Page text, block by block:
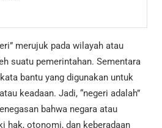
merujuk pada wilayah atau
suatu pemerintahan. Sementara
bantu yang digunakan untuk
keadaan. Jadi, “negeri adalah”
bahwa negara atau
hak, otonomi, dan keberadaan